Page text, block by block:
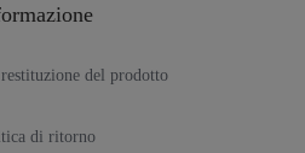
del prodotto
di ritorno